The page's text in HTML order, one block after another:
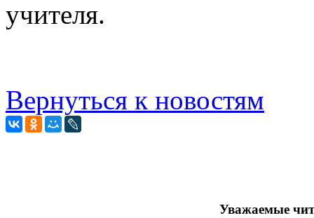
учителя.
Вернуться к новостям
Уважаемые